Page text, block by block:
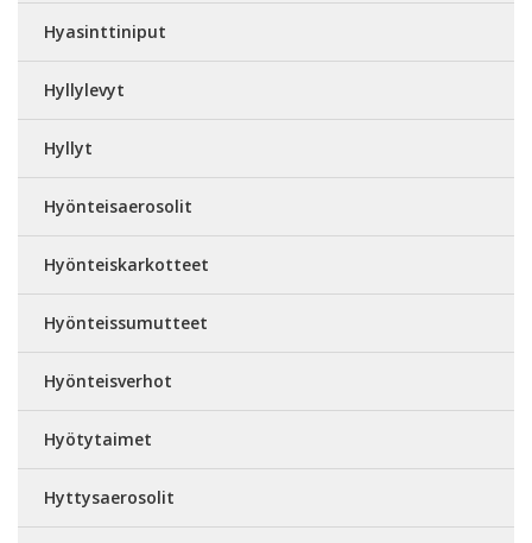
Hyasinttiniput
Hyllylevyt
Hyllyt
Hyönteisaerosolit
Hyönteiskarkotteet
Hyönteissumutteet
Hyönteisverhot
Hyötytaimet
Hyttysaerosolit